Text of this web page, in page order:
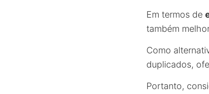
Em termos de
também
Como
duplicados,
Portanto,